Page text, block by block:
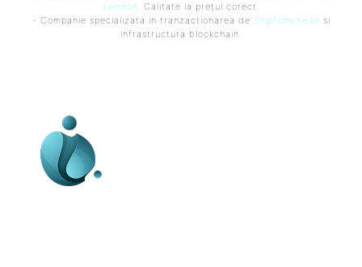
London. Calitate la prețul corect.
- Companie specializata in tranzactionarea de Criptomonede si
infrastructura blockchain.